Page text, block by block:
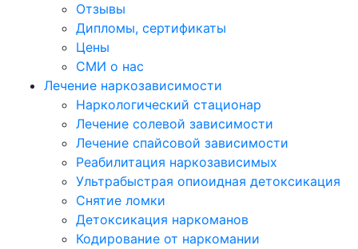
Отзывы
Дипломы, сертификаты
Цены
СМИ о нас
Лечение наркозависимости
Наркологический стационар
Лечение солевой зависимости
Лечение спайсовой зависимости
Реабилитация наркозависимых
Ультрабыстрая опиоидная детоксикация
Снятие ломки
Детоксикация наркоманов
Кодирование от наркомании